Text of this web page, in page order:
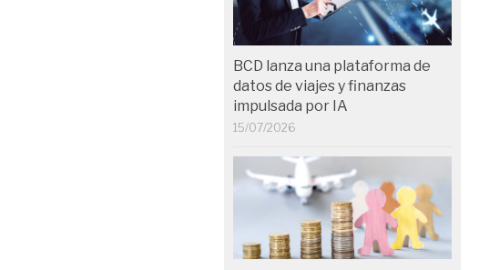
BCD lanza una plataforma de
datos de viajes y finanzas
impulsada por IA
15/07/2026